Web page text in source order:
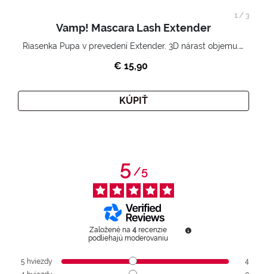
Vamp! Mascara Lash Extender
Riasenka Pupa v prevedení Extender. 3D nárast objemu. Nekonečne zhutnené a nadvihnuté riasy.
€ 15,90
KÚPIŤ
1 / 3
5/5
Založené na 4 recenzie
podliehajú moderovaniu
5 hviezdy
4